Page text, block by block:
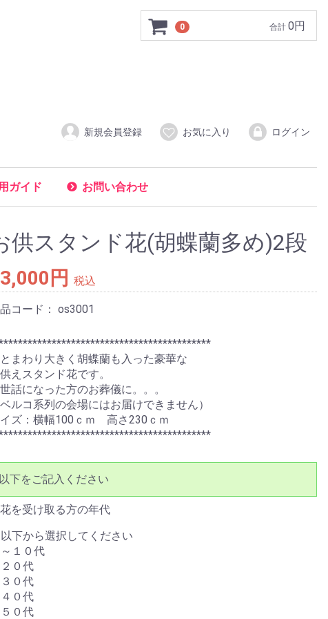
0 合計 0円
新規会員登録 お気に入り ログイン
ガイド お問い合わせ
供スタンド花(胡蝶蘭多め)2段
円 税込
コード： os3001
まわり大きく胡蝶蘭も入った豪華な
えスタンド花です。
話になった方のお葬儀に。。。
ベルコ系列の会場にはお届けできません）
ズ：横幅100ｃｍ 高さ230ｃｍ
以下をご記入ください
を受け取る方の年代
以下から選択してください
～１０代
２０代
３０代
４０代
５０代